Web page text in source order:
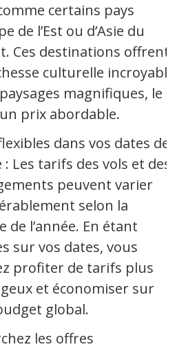
certains pays
de l’Est ou d’Asie du
Ces destinations offrent
culturelle incroyable
magnifiques, le
prix abordable.
dans vos dates de
: Les tarifs des vols et des
peuvent varier
selon la
de l’année. En étant
sur vos dates, vous
profiter de tarifs plus
et économiser sur
global.
les offres